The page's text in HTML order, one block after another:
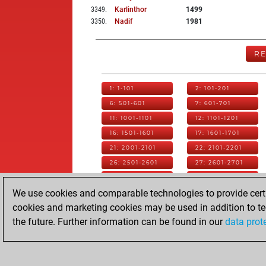
3349. Karlinthor
1499
3350. Nadif 1981
1: 1-101 2: 101-201
6: 501-601 7: 601-701
11: 1001-1101 12: 1101-1201
16: 1501-1601 17: 1601-1701
21: 2001-2101 22: 2101-2201
26: 2501-2601 27: 2601-2701
31: 3001-3101 32: 3101-3201
36: 3501-3601 37: 3601-3701
41: 4001-4101 42: 4101-4201
46: 4501-4601 47: 4601-4701
We use cookies and comparable technologies to provide
cookies and marketing cookies may be used in addition to
the future. Further information can be found in ourdata